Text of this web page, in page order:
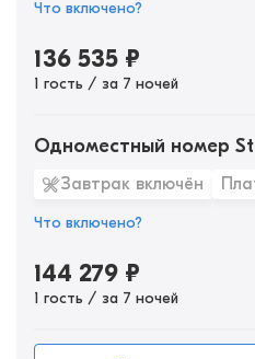
Что включено?
136 535 ₽
1 гость / за 7 ночей
Одноместный номер
Завтрак включён
Что включено?
144 279 ₽
1 гость / за 7 ночей